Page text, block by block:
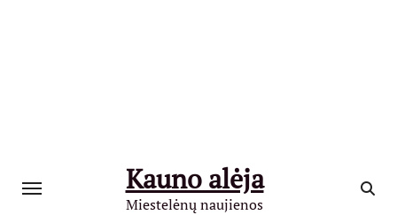
Kauno alėja
Miestelėnų naujienos